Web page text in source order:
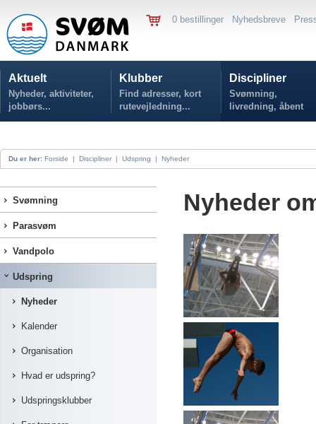
0 bestillinger Nyhedsbreve
Aktuelt
Nyheder, aktiviteter,
jobbørs...
Klubber
Find adresser, kort
rutevejledning...
Discipliner
Svømning,
livredning, åbent
vand...
Du er her: Forside | Discipliner | Udspring | Nyheder
Svømning
Parasvøm
Vandpolo
Udspring
Nyheder
Kalender
Organisation
Hvad er udspring?
Udspringsklubber
Nyheder